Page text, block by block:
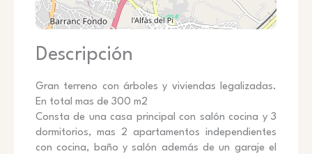
Descripción
Gran terreno con árboles y viviendas legalizadas.
En total mas de 300 m2
Consta de una casa principal con salón cocina y 3
dormitorios, mas 2 apartamentos independientes
con cocina, baño y salón además de un garaje el